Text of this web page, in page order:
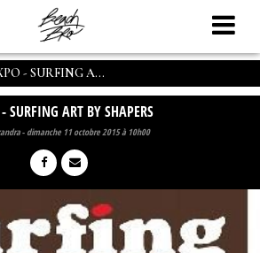
- SURFING A...
SURFING ART BY SHAPERS
- dimanche 11 octobre 2015 à 10h00